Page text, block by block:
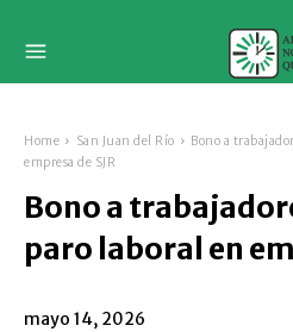
Home San Juan del Río
Bono a
empresa de SJR
Bono a
paro laboral en
mayo 14, 2026